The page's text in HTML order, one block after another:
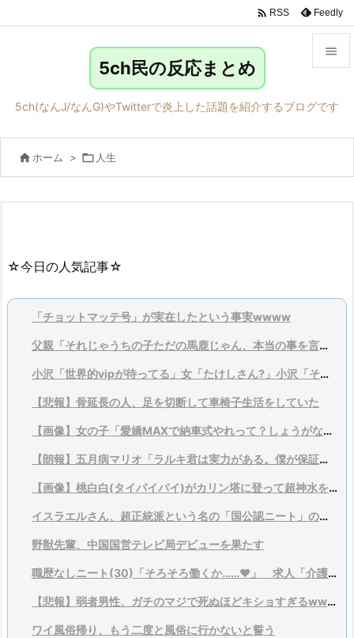

メニュ
サイド

 RSS Feedly
5ch民の反応まとめ
5ch(なんJ/なんG)やTwitterで炎上した話題を紹介するブログです
 ホーム >  人生
☆今日の人気記事☆
「チョットマッテ号」が実在したという事実wwww
父親「それじゃうちの子ただの馬鹿じゃん、本当の事を言ってくれ」
小沢「世界的vipが待ってる」女「たけしさん?」小沢「それは言い過ぎ、そこまでではない」
【悲報】骨延長の人、足を切断して車椅子生活をしていた
【画像】女の子「愛嬌MAXで納車式やれって？しょうがないなあ…」
【朗報】五月病マリオ「ラルキ君は実力がある。僕が保証するよ？」
【画像】桃白白(タイパイパイ)がカリン塔に登って超神水を飲むとかいう伝説のアニオリ回
イスラエルさん、超正統派という名の「国公認ニート」の増加が社会問題に
野獣先輩、中国国営テレビ局デビューを果たす
職歴なしニート(30)「そろそろ働くか……♥」 求人「介護！運送！警備！工場！ses！...
【悲報】弱者男性、ガチのマジで死ぬほどキショすぎるwwewwewwewweww
ワイ風俗帰り、もう二度と風俗に行かないと誓う